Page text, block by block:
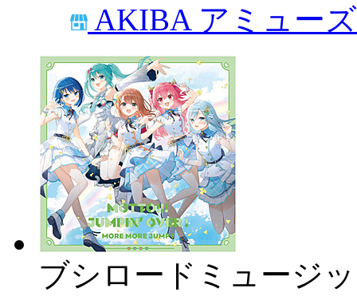
AKIBA アミュー
ブシロードミュージ